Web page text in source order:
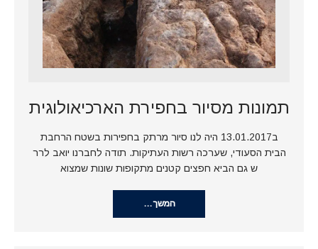
תמונות מסיור בחפירת הארכיאולוגית
ב13.01.2017 היה לנו סיור מרתק בחפירות בשטח הרחבת
הבית הסעודי, שערכה רשות העתיקות. תודה לחברנו יואב לרר
ש גם הביא חפצים קטנים מתקופות שונות שמצוא
המשך…